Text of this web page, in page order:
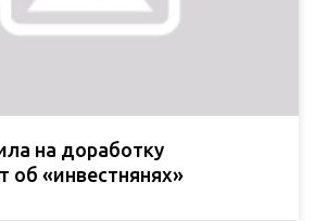
на доработку
об «инвестнянях»